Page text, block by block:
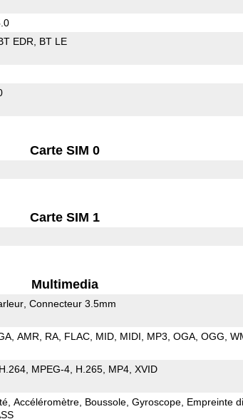
EDR BT LE
Carte SIM 0
Carte SIM 1
Multimedia
Connecteur 3.5mm
AMR RA FLAC MID MIDI MP3 OGA OGG
H.264 MPEG-4 H.265 MP4 XVID
Accéléromètre Boussole Gyroscope Empreinte